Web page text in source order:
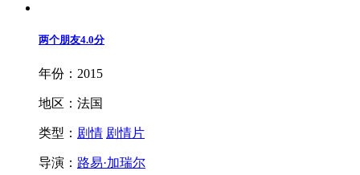
两个朋友4.0分
年份：2015
地区：法国
类型： 剧情 剧情片
导演： 路易·加瑞尔